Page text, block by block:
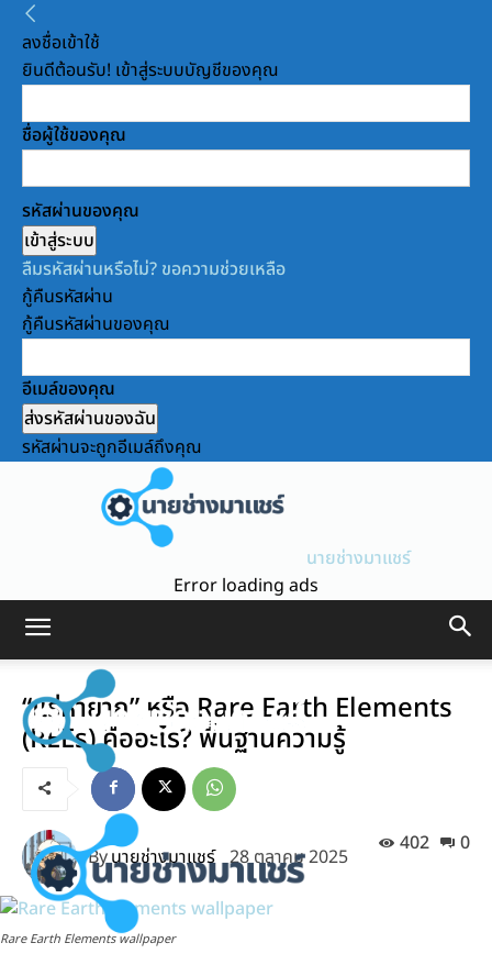
ลงชื่อเข้าใช้
ยินดีต้อนรับ! เข้าสู่ระบบบัญชีของคุณ
ชื่อผู้ใช้ของคุณ
รหัสผ่านของคุณ
ลืมรหัสผ่านหรือไม่? ขอความช่วยเหลือ
กู้คืนรหัสผ่าน
กู้คืนรหัสผ่านของคุณ
อีเมล์ของคุณ
รหัสผ่านจะถูกอีเมล์ถึงคุณ
นายช่างมาแชร์
Error loading ads
“แร่หายาก” หรือ Rare Earth Elements
(REEs) คืออะไร? พื้นฐานความรู้
0
402
Byนายช่างมาแชร์ 28 ตุลาคม 2025
Rare Earth Elements wallpaper